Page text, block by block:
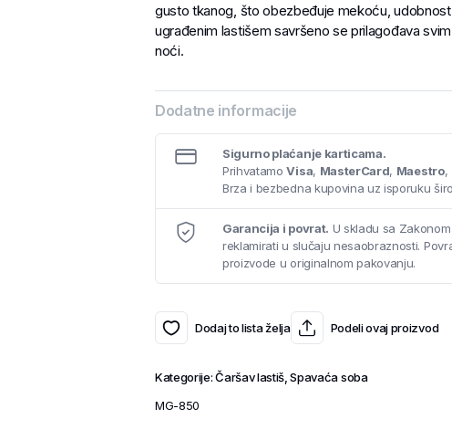
gusto tkanog, što obezbeđuje mekoću,
ugrađenim lastišem savršeno se prilagođava
noći.
Dodatne informacije
Sigurno plaćanje karticama.
PrihvatamoVisa, MasterCard, Maestro,
Brza i bezbedna kupovina uz isporuku
Garancija i povrat. U skladu sa
reklamirati u slučaju nesaobraznosti.
proizvode u originalnom pakovanju.
Dodaj to lista želja Podeli ovaj proizvod
Kategorije:Čaršav lastiš ,Spavaća soba
MG-850